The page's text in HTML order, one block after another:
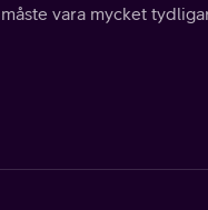
måste vara mycket